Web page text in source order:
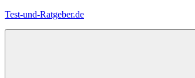
Zum
Test-und-Ratgeber.de